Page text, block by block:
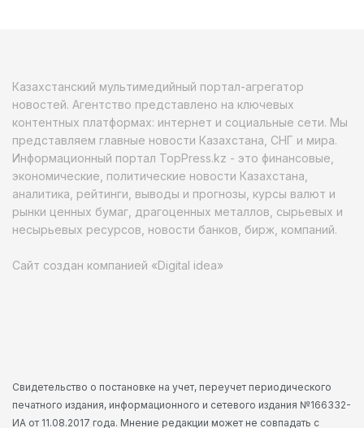
Казахстанский мультимедийный портал-агрегатор
новостей. Агентство представлено на ключевых
контентных платформах: интернет и социальные сети. Мы
представляем главные новости Казахстана, СНГ и мира.
Информационный портал TopPress.kz - это финансовые,
экономические, политические новости Казахстана,
аналитика, рейтинги, выводы и прогнозы, курсы валют и
рынки ценных бумаг, драгоценных металлов, сырьевых и
несырьевых ресурсов, новости банков, бирж, компаний.
Сайт создан компанией «Digital idea»
Свидетельство о постановке на учет, переучет периодического
печатного издания, информационного и сетевого издания №166332-
ИА от 11.08.2017 года. Мнение редакции может не совпадать с